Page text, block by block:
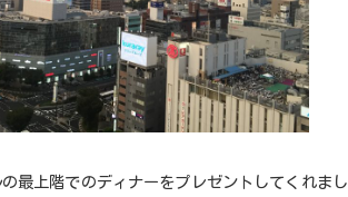
最上階でのディナーをプレゼントしてくれま